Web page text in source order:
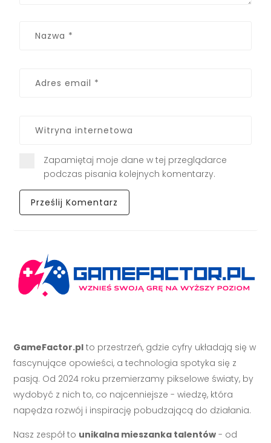
Zapamiętaj moje dane w tej przeglądarce
podczas pisania kolejnych komentarzy.
GameFactor.pl to przestrzeń, gdzie cyfry układają się w
fascynujące opowieści, a technologia spotyka się z
pasją. Od 2024 roku przemierzamy pikselowe światy, by
wydobyć z nich to, co najcenniejsze - wiedzę, która
napędza rozwój i inspirację pobudzającą do działania.
Nasz zespół to unikalna mieszanka talentów - od